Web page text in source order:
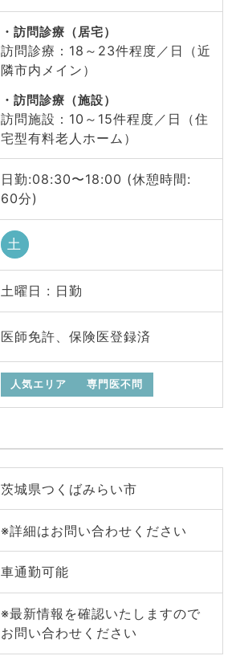
訪問診療（居宅）
訪問診療：18～23件程度／日（近
隣市内メイン）
訪問診療（施設）
訪問施設：10～15件程度／日（住
宅型有料老人ホーム）
日勤:08:30〜18:00 (休憩時間:
60分)
土
土曜日 : 日勤
医師免許、保険医登録済
人気エリア 専門医不問
茨城県つくばみらい市
※詳細はお問い合わせください
車通勤可能
※最新情報を確認いたしますので
お問い合わせください